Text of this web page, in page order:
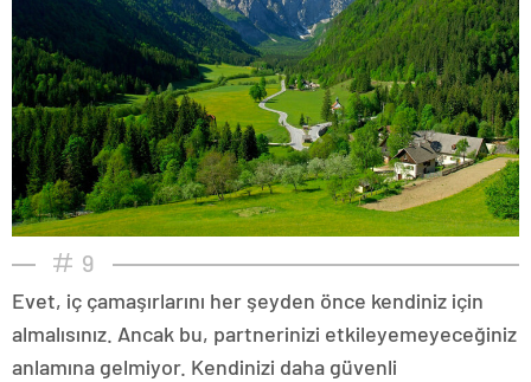
9
Evet, iç çamaşırlarını her şeyden önce kendiniz için
almalısınız. Ancak bu, partnerinizi etkileyemeyeceğiniz
anlamına gelmiyor. Kendinizi daha güvenli